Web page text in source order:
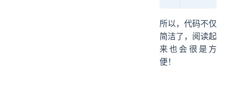
所以，代码不仅
简洁了，阅读起
来也会很是方
便！